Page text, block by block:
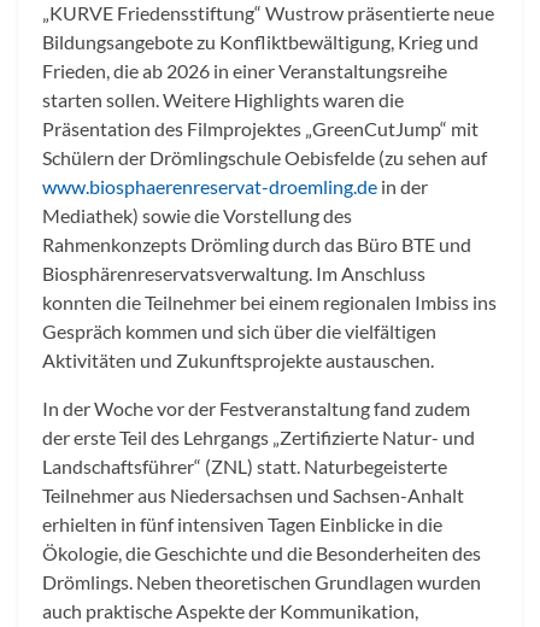
„KURVE Friedensstiftung“ Wustrow präsentierte neue
Bildungsangebote zu Konfliktbewältigung, Krieg und
Frieden, die ab 2026 in einer Veranstaltungsreihe
starten sollen. Weitere Highlights waren die
Präsentation des Filmprojektes „GreenCutJump“ mit
Schülern der Drömlingschule Oebisfelde (zu sehen auf
www.biosphaerenreservat-droemling.de in der
Mediathek) sowie die Vorstellung des
Rahmenkonzepts Drömling durch das Büro BTE und
Biosphärenreservatsverwaltung. Im Anschluss
konnten die Teilnehmer bei einem regionalen Imbiss ins
Gespräch kommen und sich über die vielfältigen
Aktivitäten und Zukunftsprojekte austauschen.
In der Woche vor der Festveranstaltung fand zudem
der erste Teil des Lehrgangs „Zertifizierte Natur- und
Landschaftsführer“ (ZNL) statt. Naturbegeisterte
Teilnehmer aus Niedersachsen und Sachsen-Anhalt
erhielten in fünf intensiven Tagen Einblicke in die
Ökologie, die Geschichte und die Besonderheiten des
Drömlings. Neben theoretischen Grundlagen wurden
auch praktische Aspekte der Kommunikation,